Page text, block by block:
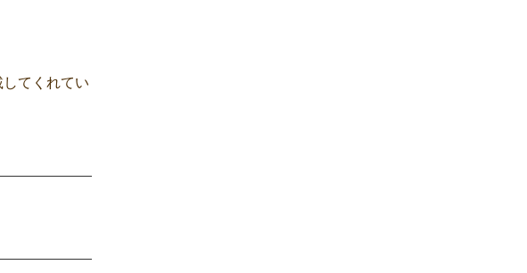
てくれてい